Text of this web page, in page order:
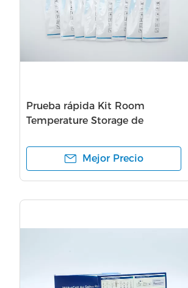
Prueba rápida Kit Room
Temperature Storage de
Mejor Precio